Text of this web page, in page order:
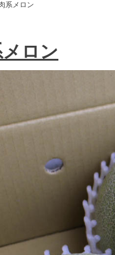
系メロン
ロン